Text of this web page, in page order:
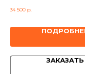
34 500 р.
ЗАКАЗАТЬ